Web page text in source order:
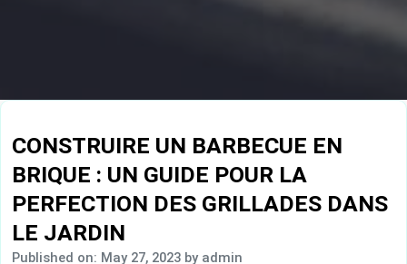
CONSTRUIRE UN BARBECUE EN
BRIQUE : UN GUIDE POUR LA
PERFECTION DES GRILLADES DANS
LE JARDIN
Published on: May 27, 2023 by admin